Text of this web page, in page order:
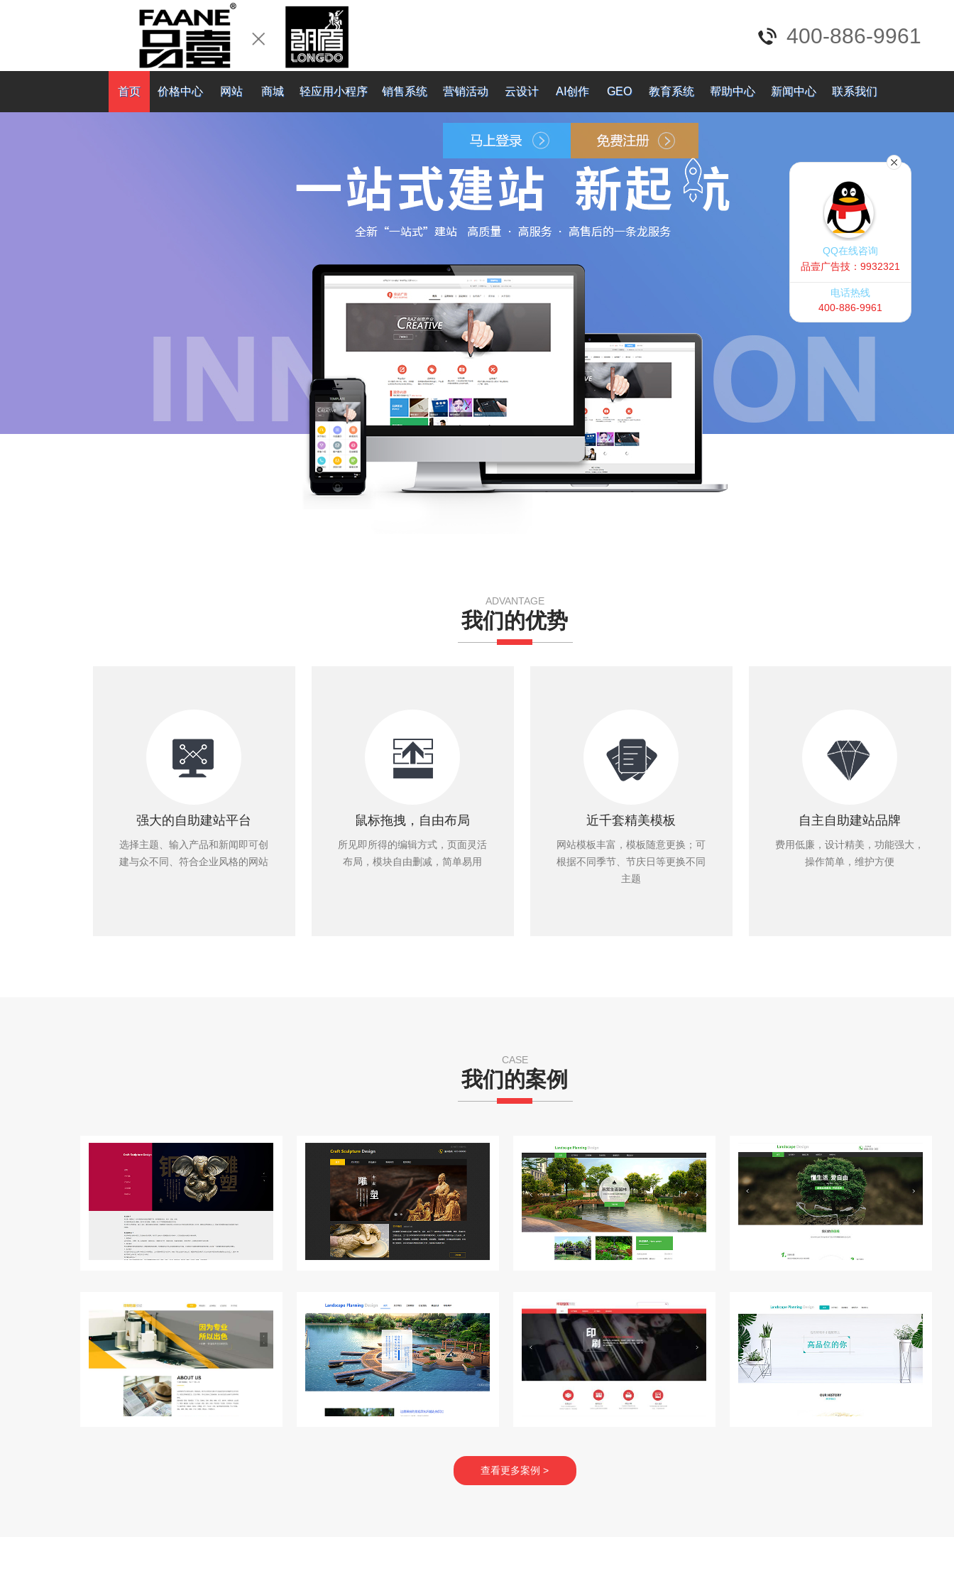
400-886-9961
首页 价格中心 网站 商城 轻应用小程序 销售系统 营销活动 云设计 AI创作 GEO 教育系统 帮助中心 新闻中心 联系我们
ADVANTAGE
我们的优势
强大的自助建站平台
选择主题、输入产品和新闻即可创
建与众不同、符合企业风格的网站
鼠标拖拽，自由布局
所见即所得的编辑方式，页面灵活
布局，模块自由删减，简单易用
近千套精美模板
网站模板丰富，模板随意更换；可
根据不同季节、节庆日等更换不同
主题
自主自助建站品牌
费用低廉，设计精美，功能强大，
操作简单，维护方便
CASE
我们的案例
查看更多案例 >
QQ在线咨询
品壹广告技：9932321
电话热线
400-886-9961